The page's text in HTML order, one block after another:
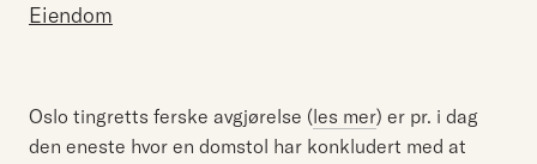
Eiendom
Oslo tingretts ferske avgjørelse (les mer) er pr. i dag
den eneste hvor en domstol har konkludert med at